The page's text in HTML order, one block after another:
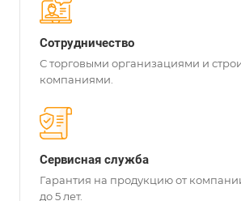
Сотрудничество
С торговыми организациями и
компаниями.
Сервисная служба
Гарантия на продукцию от
до 5 лет.